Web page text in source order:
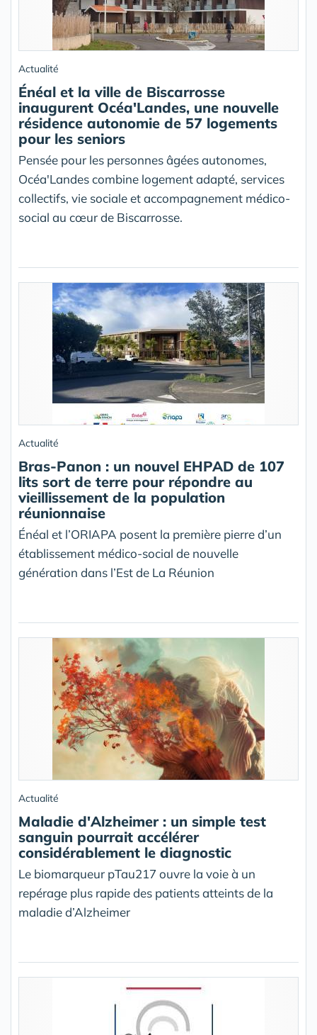
Actualité
Énéal et la ville de Biscarrosse
inaugurent Océa'Landes, une nouvelle
résidence autonomie de 57 logements
pour les seniors
Pensée pour les personnes âgées autonomes,
Océa'Landes combine logement adapté, services
collectifs, vie sociale et accompagnement médico-
social au cœur de Biscarrosse.
Actualité
Bras-Panon : un nouvel EHPAD de 107
lits sort de terre pour répondre au
vieillissement de la population
réunionnaise
Énéal et l’ORIAPA posent la première pierre d’un
établissement médico-social de nouvelle
génération dans l’Est de La Réunion
Actualité
Maladie d'Alzheimer : un simple test
sanguin pourrait accélérer
considérablement le diagnostic
Le biomarqueur pTau217 ouvre la voie à un
repérage plus rapide des patients atteints de la
maladie d’Alzheimer